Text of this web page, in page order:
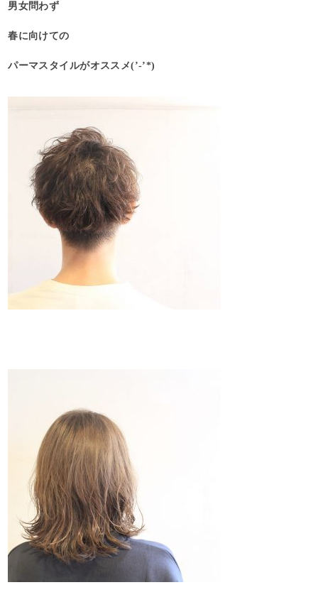
男女問わず
春に向けての
パーマスタイルがオススメ(’-’*)